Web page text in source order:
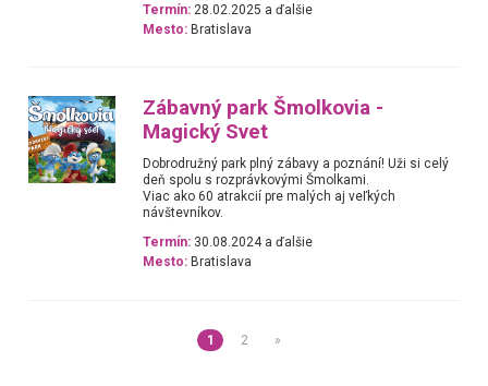
Termín: 28.02.2025 a ďalšie
Mesto: Bratislava
Zábavný park Šmolkovia -
Magický Svet
Dobrodružný park plný zábavy a poznání! Uži si celý
deň spolu s rozprávkovými Šmolkami.
Viac ako 60 atrakcií pre malých aj veľkých
návštevníkov.
Termín: 30.08.2024 a ďalšie
Mesto: Bratislava
1 2 »